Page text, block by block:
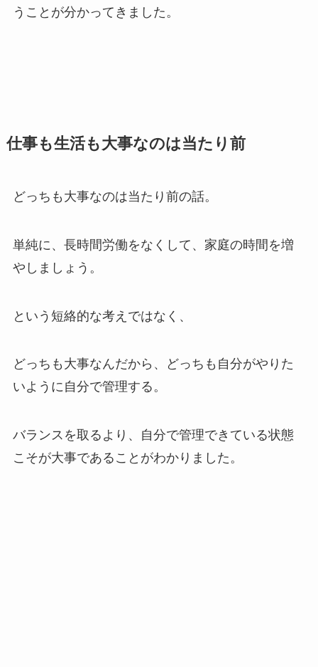
うことが分かってきました。
仕事も生活も大事なのは当たり前
どっちも大事なのは当たり前の話。
単純に、長時間労働をなくして、家庭の時間を増
やしましょう。
という短絡的な考えではなく、
どっちも大事なんだから、どっちも自分がやりた
いように自分で管理する。
バランスを取るより、自分で管理できている状態
こそが大事であることがわかりました。